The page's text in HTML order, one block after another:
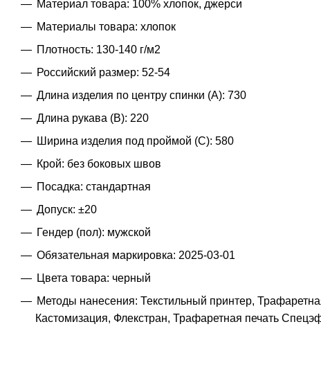
Материал товара: 100% хлопок, джерси
Материалы товара: хлопок
Плотность: 130-140 г/м2
Российский размер: 52-54
Длина изделия по центру спинки (A): 730
Длина рукава (B): 220
Ширина изделия под проймой (С): 580
Крой: без боковых швов
Посадка: стандартная
Допуск: ±20
Гендер (пол): мужской
Обязательная маркировка: 2025-03-01
Цвета товара: черный
Методы нанесения: Текстильный принтер,
Кастомизация, Флекстран, Трафаретная печать